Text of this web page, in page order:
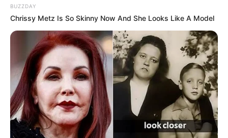
BUZZDAY
Chrissy Metz Is So Skinny Now And She Looks Like A Model